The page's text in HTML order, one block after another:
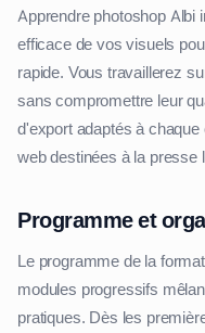
Apprendre photoshop Albi
efficace de vos visuels
rapide. Vous travaillerez
sans compromettre leur
d'export adaptés à
web destinées à la presse
Programme et
Le programme de la
modules progressifs
pratiques. Dès les